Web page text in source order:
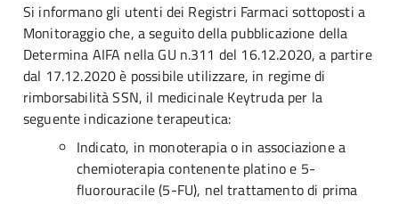
Si informano gli utenti dei Registri Farmaci sottoposti a
Monitoraggio che, a seguito della pubblicazione della
Determina AIFA nella GU n.311 del 16.12.2020, a partire
dal 17.12.2020 è possibile utilizzare, in regime di
rimborsabilità SSN, il medicinale Keytruda per la
seguente indicazione terapeutica:
Indicato, in monoterapia o in associazione a
chemioterapia contenente platino e 5-
fluorouracile (5-FU), nel trattamento di prima